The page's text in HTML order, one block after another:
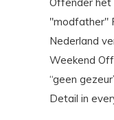
"modfather"
Nederland
Weekend
“geen
Detail in